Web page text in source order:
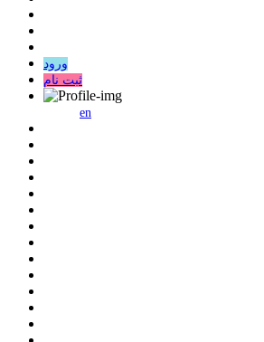
ورود
ثبت نام
en